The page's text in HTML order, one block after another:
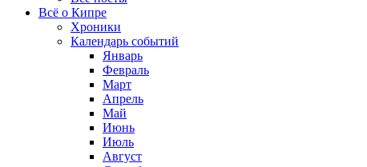
Всё о Кипре
Хроники
Календарь событий
Январь
Февраль
Март
Апрель
Май
Июнь
Июль
Август